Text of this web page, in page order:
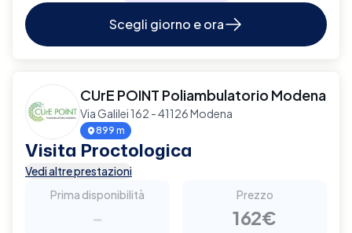
Scegli giorno e ora
CUrE POINT Poliambulatorio Modena
Via Galilei 162 - 41126 Modena
899 m
Visita Proctologica
Vedi altre prestazioni
Prima disponibilità
-
Prezzo
162€